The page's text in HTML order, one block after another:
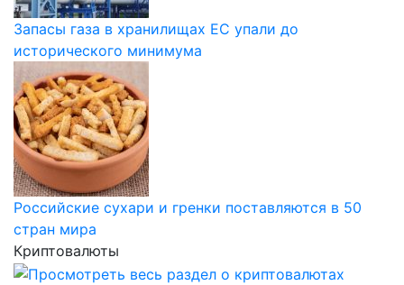
Запасы газа в хранилищах ЕС упали до
исторического минимума
Российские сухари и гренки поставляются в 50
стран мира
Криптовалюты